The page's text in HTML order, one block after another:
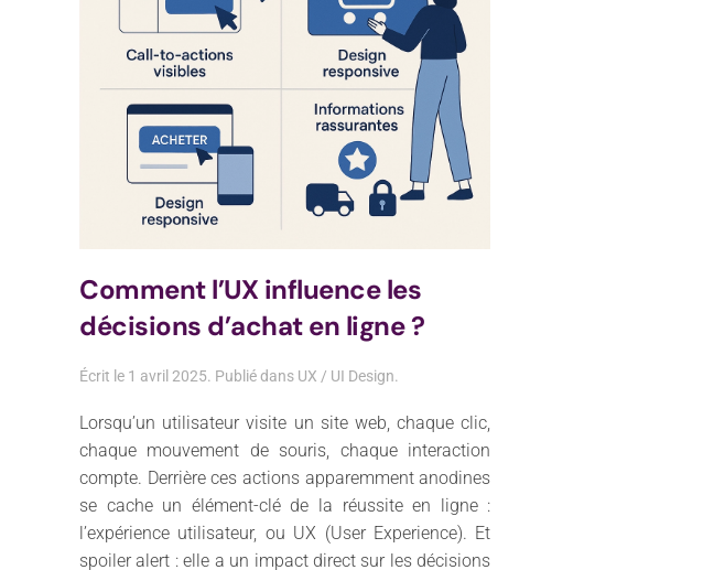
Comment l’UX influence les
décisions d’achat en ligne ?
Écrit le 1 avril 2025. Publié dans UX / UI Design.
Lorsqu’un utilisateur visite un site web, chaque clic,
chaque mouvement de souris, chaque interaction
compte. Derrière ces actions apparemment anodines
se cache un élément-clé de la réussite en ligne :
l’expérience utilisateur, ou UX (User Experience). Et
spoiler alert : elle a un impact direct sur les décisions